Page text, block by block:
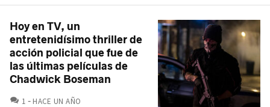
Hoy en TV, un
entretenidísimo thriller de
acción policial que fue de
las últimas películas de
Chadwick Boseman
1 COMENTARIOS
HACE UN AÑO